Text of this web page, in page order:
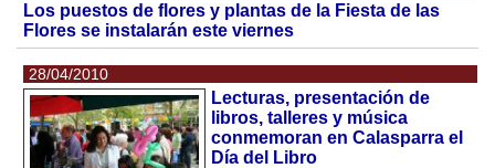
Los puestos de flores y plantas de la Fiesta de las
Flores se instalarán este viernes
28/04/2010
Lecturas, presentación de
libros, talleres y música
conmemoran en Calasparra el
Día del Libro